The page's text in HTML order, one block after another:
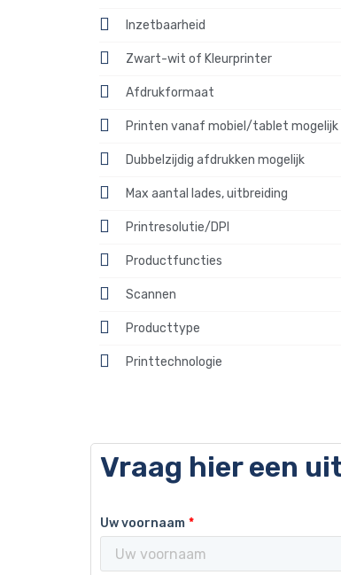
Inzetbaarheid
Zwart-wit of Kleurprinter
Afdrukformaat
Printen vanaf mobiel/tablet mogelijk
Dubbelzijdig afdrukken mogelijk
Max aantal lades, uitbreiding
Printresolutie/DPI
Productfuncties
Scannen
Producttype
Printtechnologie
Vraag hier een
Uw voornaam